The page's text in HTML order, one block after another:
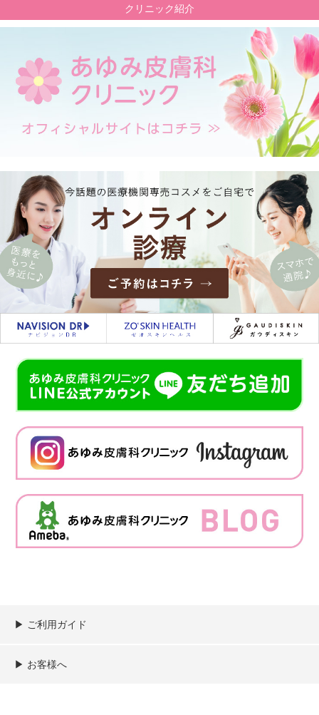
クリニック紹介
▶︎ ご利用ガイド
ご利用ガイド
決済／配送／送料について
取り扱い商品一覧
顧客情報の取扱について
特定商取引法の表記
▶︎ お客様へ